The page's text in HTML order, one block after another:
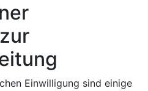
Einwilligung sind einige